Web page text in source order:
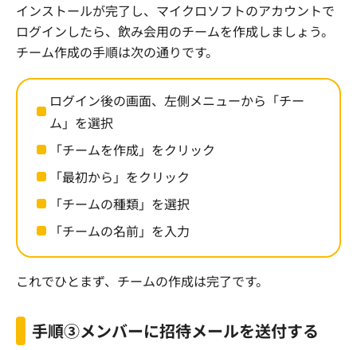
インストールが完了し、マイクロソフトのアカウントで
ログインしたら、飲み会用のチームを作成しましょう。
チーム作成の手順は次の通りです。
ログイン後の画面、左側メニューから「チー
ム」を選択
「チームを作成」をクリック
「最初から」をクリック
「チームの種類」を選択
「チームの名前」を入力
これでひとまず、チームの作成は完了です。
手順③メンバーに招待メールを送付する